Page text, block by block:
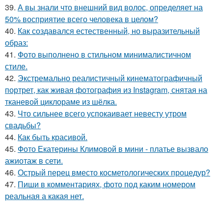
39. А вы знали что внешний вид волос, определяет на
50% восприятие всего человека в целом?
40. Как создавался естественный, но выразительный
образ:
41. Фото выполнено в стильном минималистичном
стиле.
42. Экстремально реалистичный кинематографичный
портрет, как живая фотография из Instagram, снятая на
тканевой циклораме из шёлка.
43. Что сильнее всего успокаивает невесту утром
свадьбы?
44. Как быть красивой.
45. Фото Екатерины Климовой в мини - платье вызвало
ажиотаж в сети.
46. Острый перец вместо косметологических процедур?
47. Пиши в комментариях, фото под каким номером
реальная а какая нет.